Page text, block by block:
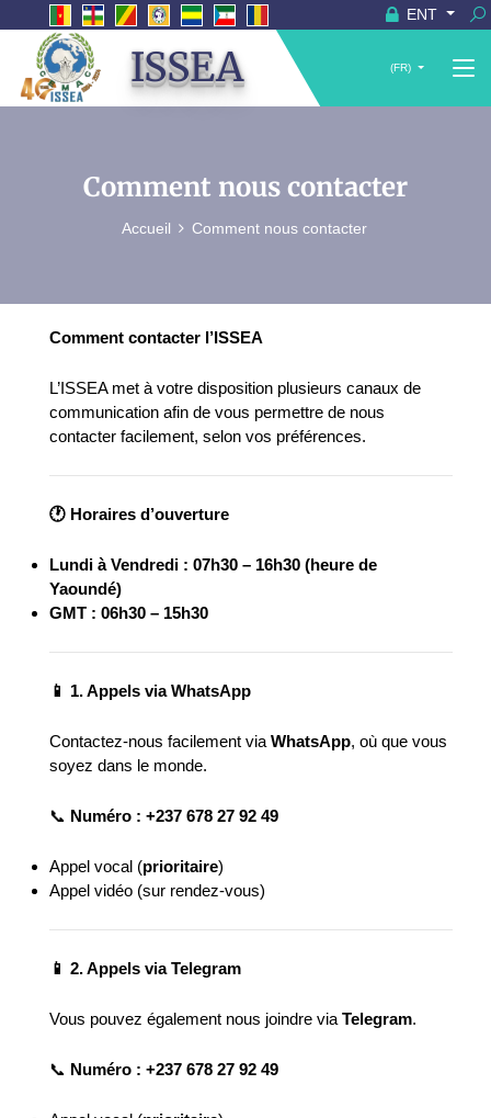
ENT
ISSEA (FR)
Comment nous contacter
Accueil Comment nous contacter
Comment contacter l’ISSEA
L’ISSEA met à votre disposition plusieurs canaux de
communication afin de vous permettre de nous
contacter facilement, selon vos préférences.
🕐 Horaires d’ouverture
Lundi à Vendredi : 07h30 – 16h30 (heure de
Yaoundé)
GMT : 06h30 – 15h30
📱 1. Appels via WhatsApp
Contactez-nous facilement via WhatsApp, où que vous
soyez dans le monde.
📞 Numéro : +237 678 27 92 49
Appel vocal (prioritaire)
Appel vidéo (sur rendez-vous)
📱 2. Appels via Telegram
Vous pouvez également nous joindre via Telegram.
📞 Numéro : +237 678 27 92 49